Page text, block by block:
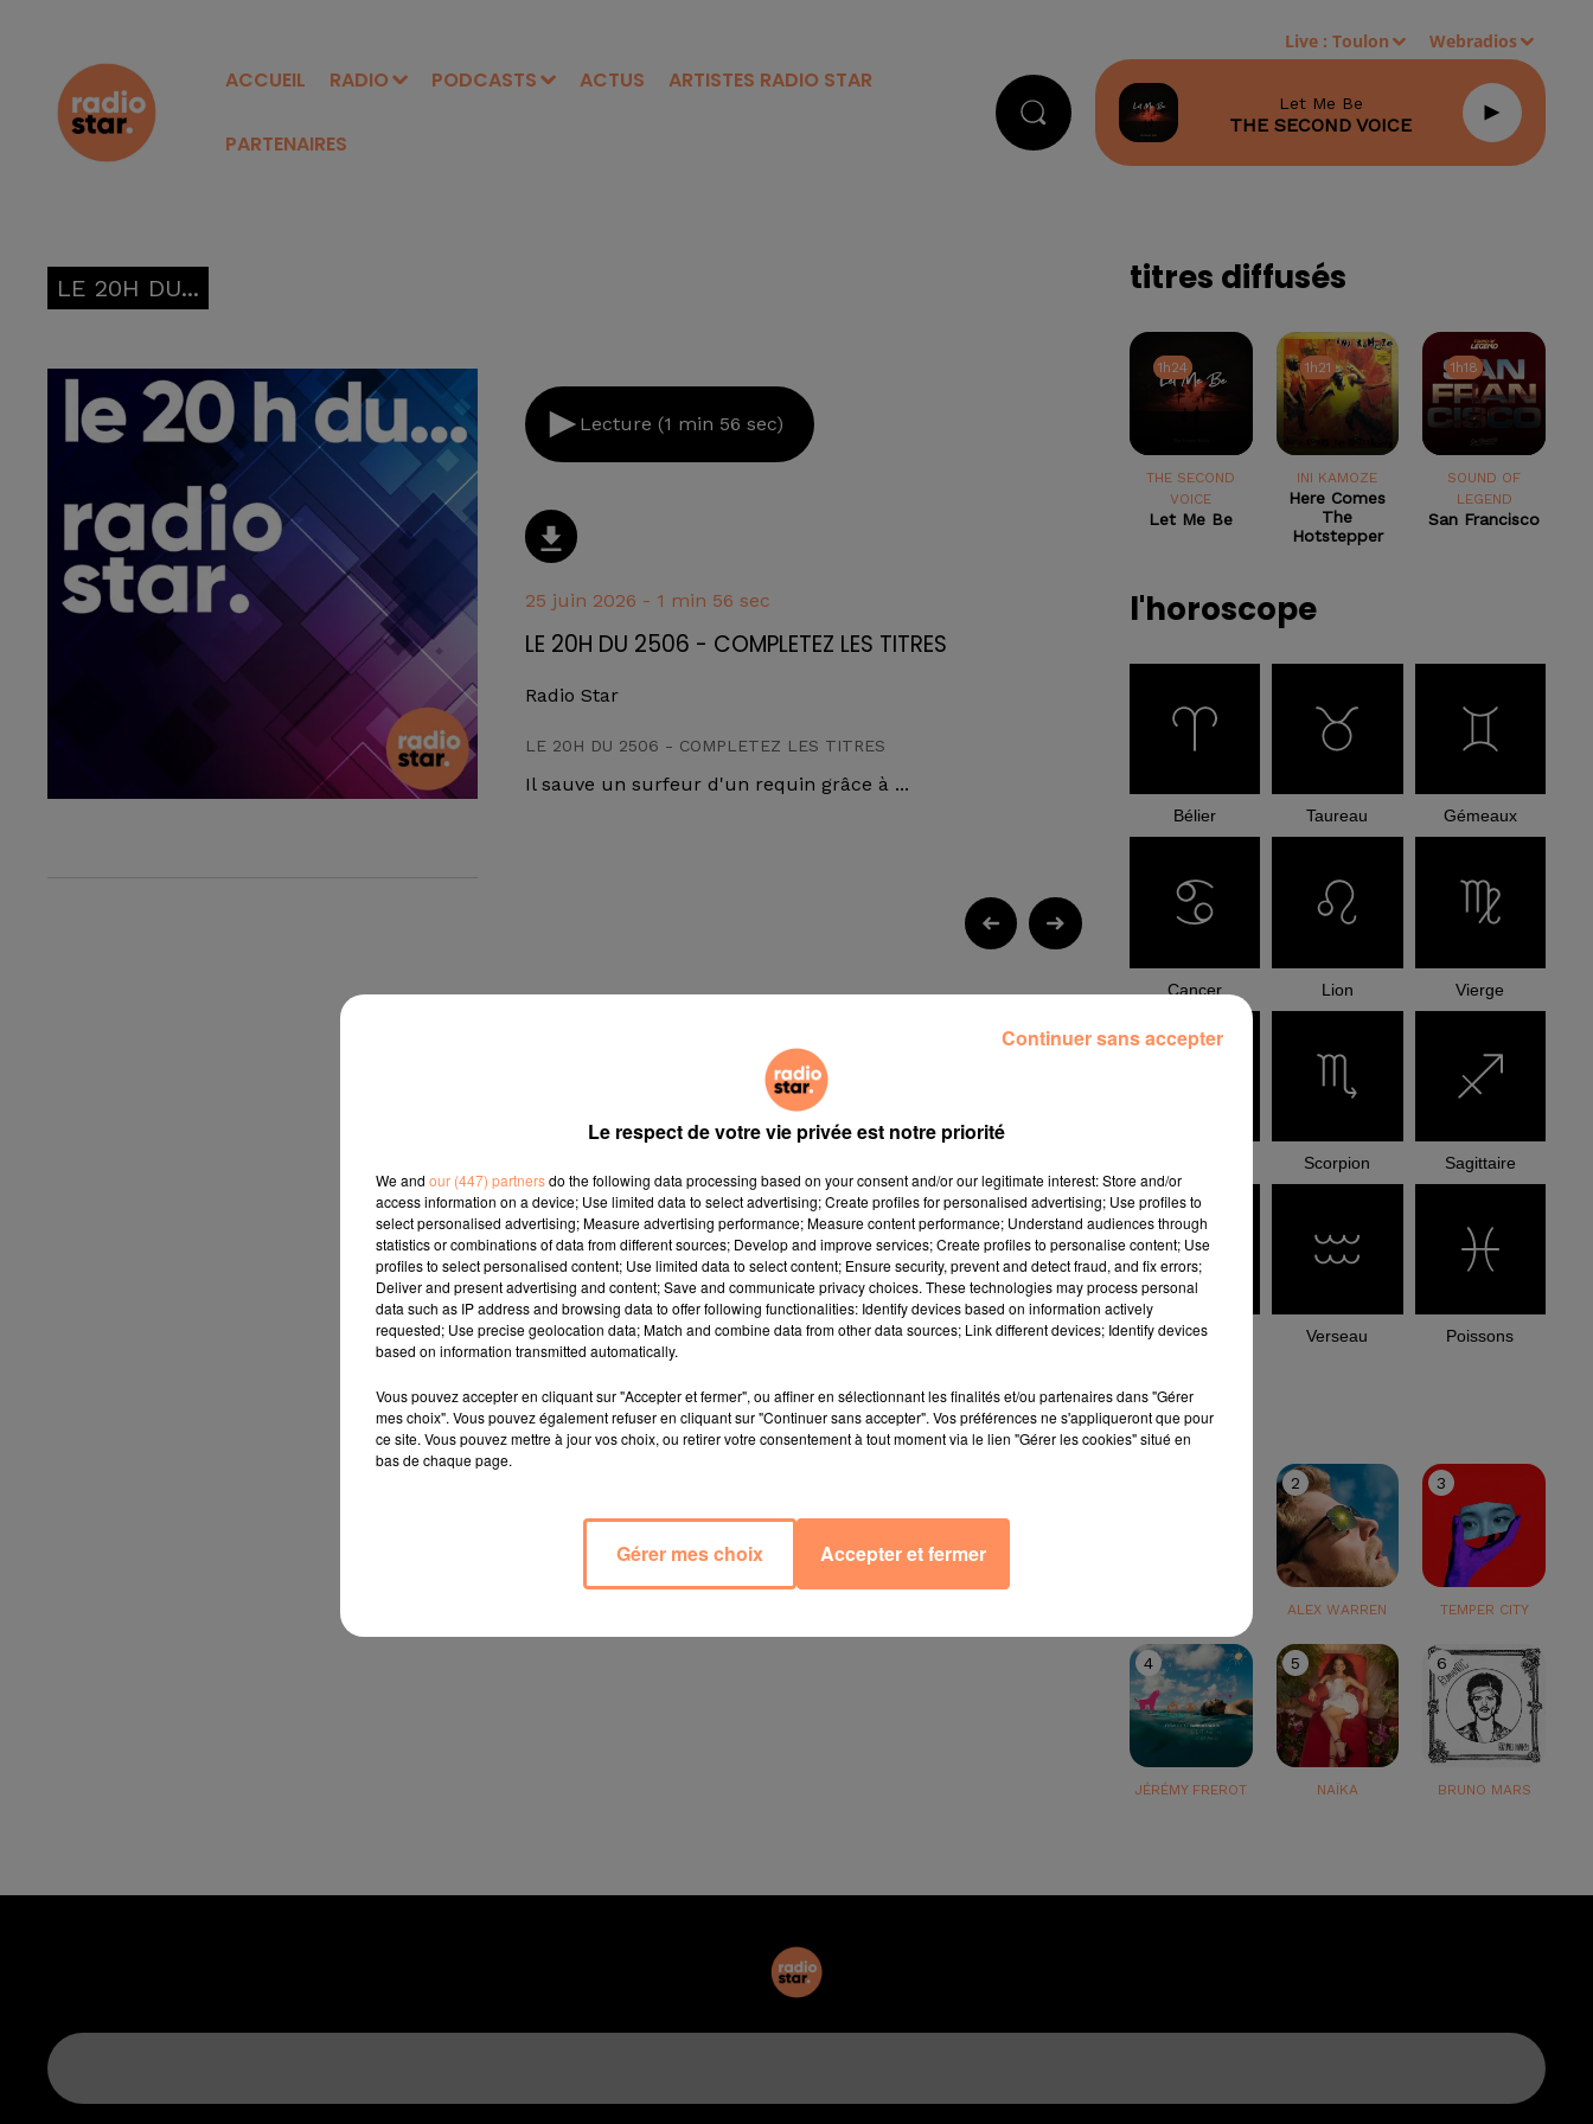
ACCUEIL RADIO PODCASTS ACTUS ARTISTES RADIO STAR
PARTENAIRES
Live :Toulon Webradios
Let Me Be
THE SECOND VOICE
LE 20H DU...
Lecture (1 min 56 sec)
25 juin 2026 - 1 min 56 sec
LE 20H DU 2506 - COMPLETEZ LES TITRES
Radio Star
LE 20H DU 2506 - COMPLETEZ LES TITRES
Il sauve un surfeur d'un requin grâce à ...
titres diffusés
1h24
1h24
THE SECOND
VOICE
Let Me Be
1h21
1h21
INI KAMOZE
Here Comes
The
Hotstepper
1h18
1h18
SOUND OF
LEGEND
San Francisco
l'horoscope
Bélier Taureau Gémeaux
Cancer Lion Vierge
Scorpion Sagittaire
Capricorne Verseau Poissons
le top
2
ALEX WARREN
3
TEMPER CITY
4
JÉRÉMY FREROT
5
NAÏKA
6
BRUNO MARS
Le respect de votre vie privée est notre priorité
We and our (447) partnersdo the following data processing based on your consent and/or our legitimate interest: Store and/or
access information on a device; Use limited data to select advertising; Create profiles for personalised advertising; Use profiles to
select personalised advertising; Measure advertising performance; Measure content performance; Understand audiences through
statistics or combinations of data from different sources; Develop and improve services; Create profiles to personalise content; Use
profiles to select personalised content; Use limited data to select content; Ensure security, prevent and detect fraud, and fix errors;
Deliver and present advertising and content; Save and communicate privacy choices. These technologies may process personal
data such as IP address and browsing data to offer following functionalities: Identify devices based on information actively
requested; Use precise geolocation data; Match and combine data from other data sources; Link different devices; Identify devices
based on information transmitted automatically.
Vous pouvez accepter en cliquant sur "Accepter et fermer", ou affiner en sélectionnant les finalités et/ou partenaires dans "Gérer
mes choix". Vous pouvez également refuser en cliquant sur "Continuer sans accepter". Vos préférences ne s'appliqueront que pour
ce site. Vous pouvez mettre à jour vos choix, ou retirer votre consentement à tout moment via le lien "Gérer les cookies" situé en
bas de chaque page.
Gérer mes choix Accepter et fermer
Continuer sans accepter